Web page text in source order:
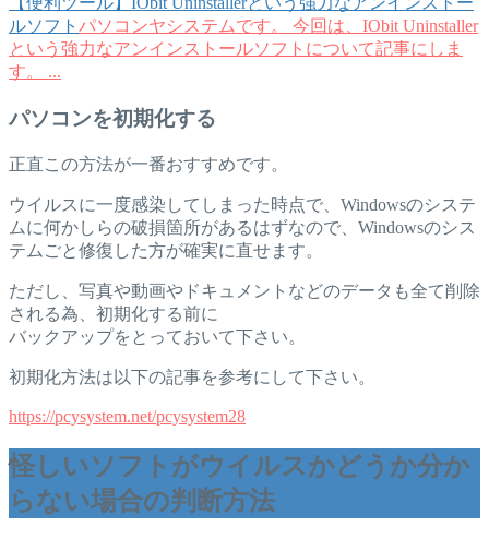
ルソフト パソコンヤシステムです。 今回は、IObit Uninstaller
という強力なアンインストールソフトについて記事にしま
す。 ...
パソコンを初期化する
正直この方法が一番おすすめです。
ウイルスに一度感染してしまった時点で、Windowsのシステ
ムに何かしらの破損箇所があるはずなので、Windowsのシス
テムごと修復した方が確実に直せます。
ただし、写真や動画やドキュメントなどのデータも全て削除
される為、初期化する前に
バックアップをとっておいて下さい。
初期化方法は以下の記事を参考にして下さい。
https://pcysystem.net/pcysystem28
怪しいソフトがウイルスかどうか分か
らない場合の判断方法